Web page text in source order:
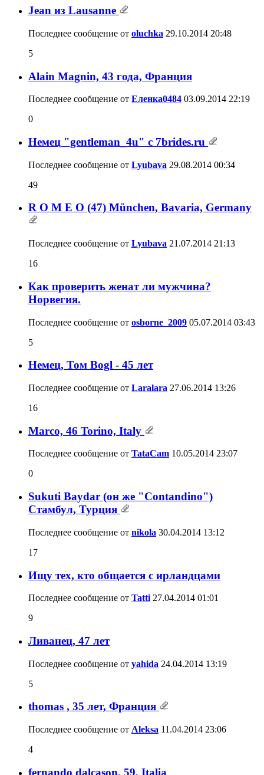
Jean из Lausanne
Последнее сообщение от oluchka 29.10.2014 20:48
5
Аlain Мagnin, 43 года, Франция
Последнее сообщение от Еленка0484 03.09.2014 22:19
0
Немец "gentleman_4u" с 7brides.ru
Последнее сообщение от Lyubava 29.08.2014 00:34
49
R O M E O (47) München, Bavaria, Germany
Последнее сообщение от Lyubava 21.07.2014 21:13
16
Как проверить женат ли мужчина?
Норвегия.
Последнее сообщение от osborne_2009 05.07.2014 03:43
5
Немец, Том Bogl - 45 лет
Последнее сообщение от Laralara 27.06.2014 13:26
16
Marco, 46 Torino, Italy
Последнее сообщение от TataCam 10.05.2014 23:07
0
Sukuti Baydar (он же "Contandino")
Стамбул, Турция
Последнее сообщение от nikola 30.04.2014 13:12
17
Ищу тех, кто общается с ирландцами
Последнее сообщение от Tatti 27.04.2014 01:01
9
Ливанец, 47 лет
Последнее сообщение от yahida 24.04.2014 13:19
5
thomas , 35 лет, Франция
Последнее сообщение от Aleksa 11.04.2014 23:06
4
fernando dalcason, 59, Italia